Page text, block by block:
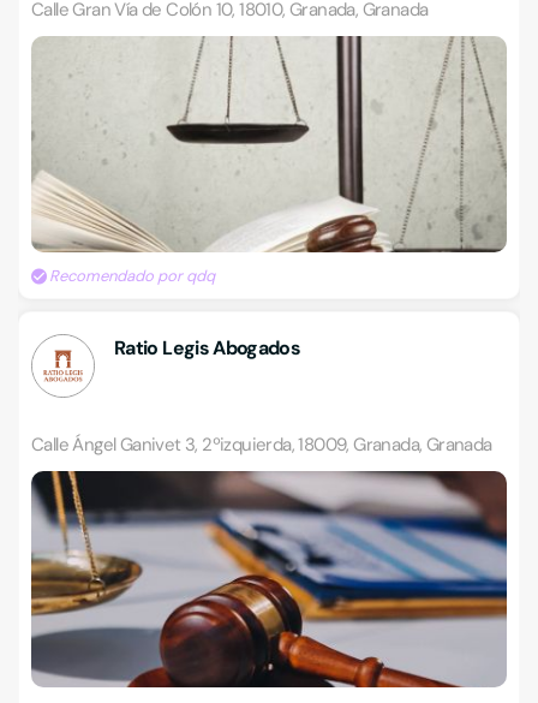
Calle Gran Vía de Colón 10, 18010, Granada, Granada
Recomendado por qdq
Ratio Legis Abogados
Calle Ángel Ganivet 3, 2ºizquierda, 18009, Granada, Granada